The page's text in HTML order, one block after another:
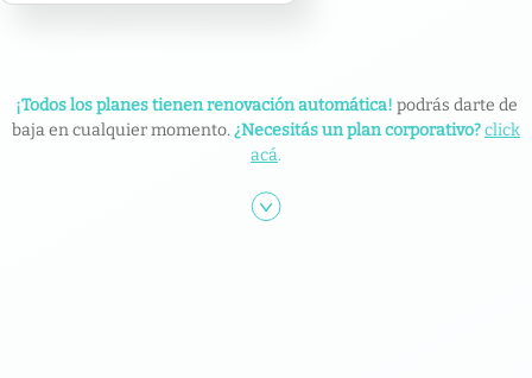
¡Todos los planes tienen renovación automática! podrás darte de
baja en cualquier momento. ¿Necesitás un plan corporativo?click
acá.